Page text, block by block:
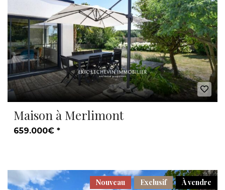
Maison à Merlimont
659.000€ *
À vendre
Exclusif
Nouveau